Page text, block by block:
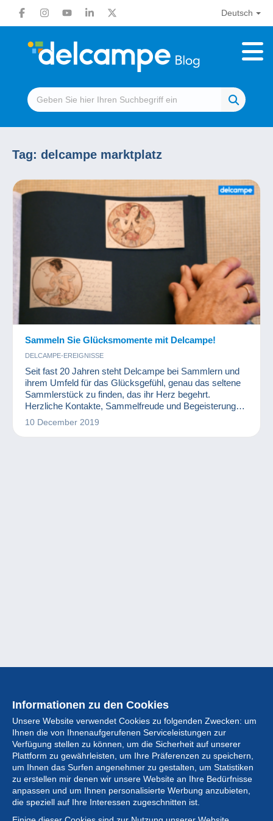
Deutsch
Tag: delcampe marktplatz
Sammeln Sie Glücksmomente mit Delcampe!
DELCAMPE-EREIGNISSE
Seit fast 20 Jahren steht Delcampe bei Sammlern und
ihrem Umfeld für das Glücksgefühl, genau das seltene
Sammlerstück zu finden, das ihr Herz begehrt.
Herzliche Kontakte, Sammelfreude und Begeisterung
sind auf dem größten Marktplatz für Sammler
10 December 2019
Informationen zu den Cookies
Unsere Website verwendet Cookies zu folgenden Zwecken: um
Ihnen die von Ihnenaufgerufenen Serviceleistungen zur
Verfügung stellen zu können, um die Sicherheit auf unserer
Plattform zu gewährleisten, um Ihre Präferenzen zu speichern,
um Ihnen das Surfen angenehmer zu gestalten, um Statistiken
zu erstellen mir denen wir unsere Website an Ihre Bedürfnisse
anpassen und um Ihnen personalisierte Werbung anzubieten,
die speziell auf Ihre Interessen zugeschnitten ist.
Sammlung